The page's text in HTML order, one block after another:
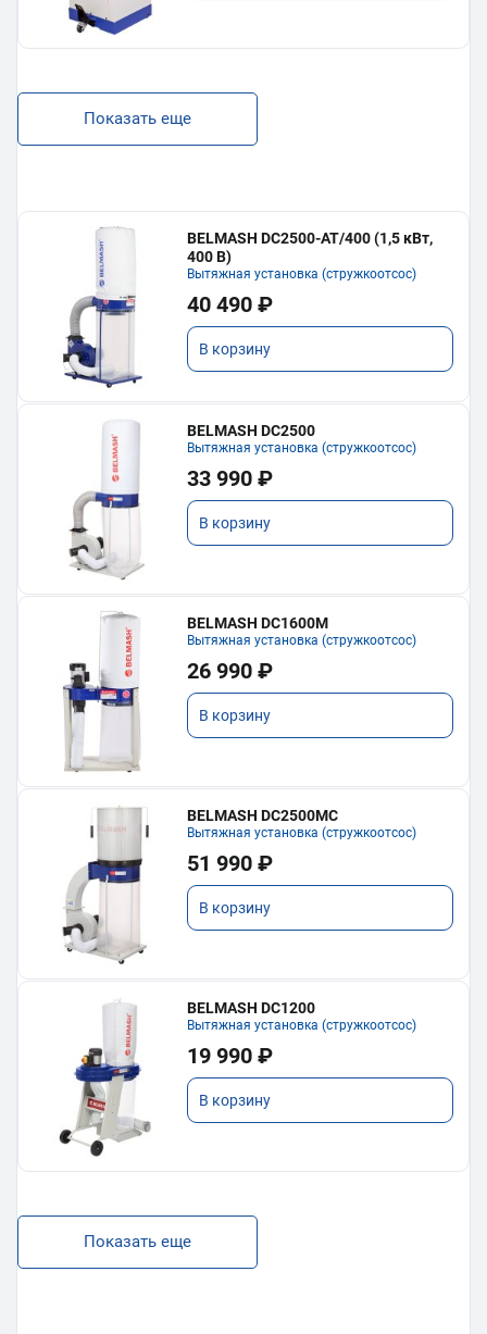
Показать еще
BELMASH DC2500-AT/400 (1,5 кВт,
400 В)
Вытяжная установка (стружкоотсос)
40 490 ₽
В корзину
BELMASH DC2500
Вытяжная установка (стружкоотсос)
33 990 ₽
В корзину
BELMASH DC1600M
Вытяжная установка (стружкоотсос)
26 990 ₽
В корзину
BELMASH DC2500MC
Вытяжная установка (стружкоотсос)
51 990 ₽
В корзину
BELMASH DC1200
Вытяжная установка (стружкоотсос)
19 990 ₽
В корзину
Показать еще